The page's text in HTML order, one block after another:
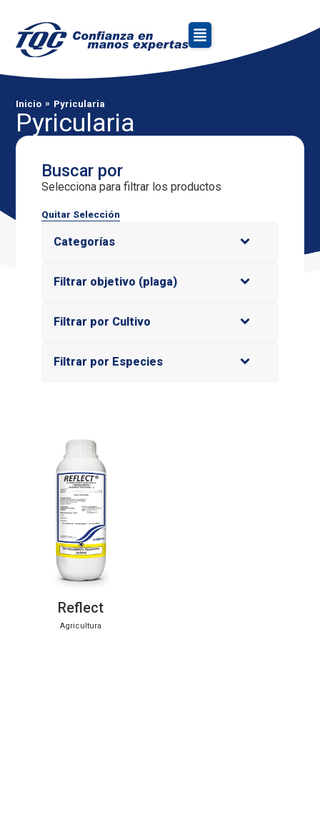
Inicio » Pyricularia
Pyricularia
Buscar por
Selecciona para filtrar los productos
Quitar Selección
Categorías
Filtrar objetivo (plaga)
Filtrar por Cultivo
Filtrar por Especies
Reflect
Agricultura